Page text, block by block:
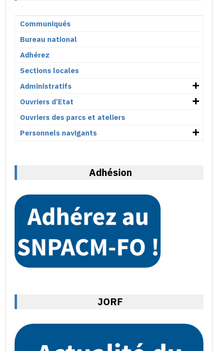
Communiqués
Bureau national
Adhérez
Sections locales
Administratifs
Ouvriers d’Etat
Ouvriers des parcs et ateliers
Personnels navigants
Adhésion
JORF